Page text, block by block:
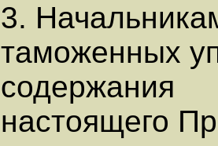
3.
таможенных
содержания
настоящего